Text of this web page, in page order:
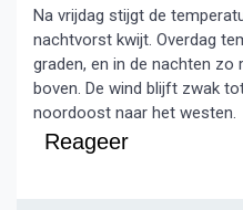
Na vrijdag stijgt de
nachtvorst kwijt. Overdag
graden, en in de nachten
boven. De wind blijft zwak
noordoost naar het westen.
Reageer